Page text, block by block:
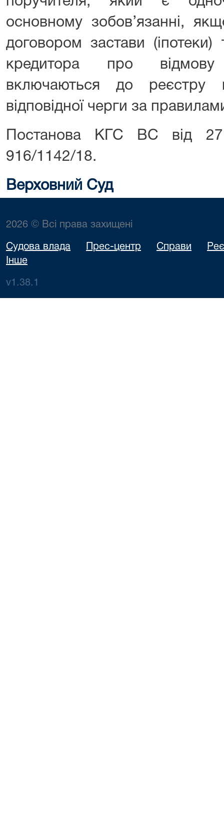
основному зобов’язанні,
договором застави
кредитора про відмову
включаються до реєстру
відповідної черги за
Постанова КГС ВС від
916/1142/18.
Верховний Суд
2026 © Всі права захищені
Судова влада Прес-центр Справи
Інше
v1.38.1